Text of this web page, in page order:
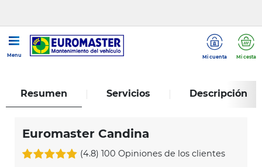
Menu Mi cuenta Mi cesta
Euromaster Candina
Resumen Servicios Descripción
Euromaster Candina
(4.8) 100 Opiniones de los clientes